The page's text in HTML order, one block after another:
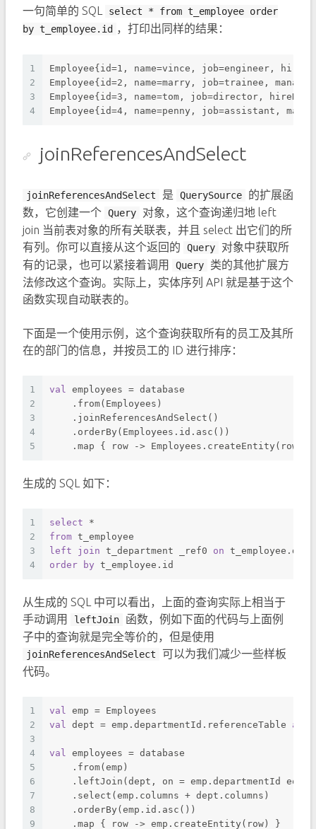
一句简单的 SQL
select * from t_employee order
by t_employee.id ，打印出同样的结果：
1
2
3
4
Employee{id=1, name=vince, job=engineer,
Employee{id=2, name=marry, job=trainee,
Employee{id=3, name=tom, job=director,
Employee{id=4, name=penny, job=assistant,
joinReferencesAndSelect
joinReferencesAndSelect 是 QuerySource
的扩展函
数，它创建一个 Query
对象，这个查询递归地 left
join 当前表对象的所有关联表，并且 select 出它们的所
有列。你可以直接从这个返回的
Query
对象中获取所
有的记录，也可以紧接着调用
Query
类的其他扩展方
法修改这个查询。实际上，实体序列 API 就是基于这个
函数实现自动联表的。
下面是一个使用示例，这个查询获取所有的员工及其所
在的部门的信息，并按员工的 ID 进行排序：
1
2
3
4
5
val employees = database
    .from(Employees)
    .joinReferencesAndSelect()
    .orderBy(Employees.id.asc())
    .map { row -> Employees.createEntity(row) }
生成的 SQL 如下：
1
2
3
4
select
*
from t_employee
left
join t_department _ref0 on
order
by t_employee.id
从生成的 SQL 中可以看出，上面的查询实际上相当于
手动调用
leftJoin
函数，例如下面的代码与上面例
子中的查询就是完全等价的，但是使用
joinReferencesAndSelect
可以为我们减少一些样板
代码。
1
2
3
4
5
6
7
8
9
val emp = Employees
val dept = emp.departmentId.referenceTable as
val employees = database
    .from(emp)
.leftJoin(dept, on = emp.departmentId eq
    .select(emp.columns + dept.columns)
    .orderBy(emp.id.asc())
    .map { row -> emp.createEntity(row) }